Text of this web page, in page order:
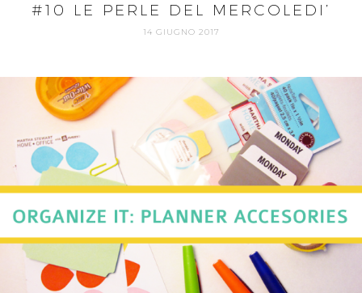
#10 LE PERLE DEL MERCOLEDI’
14 GIUGNO 2017